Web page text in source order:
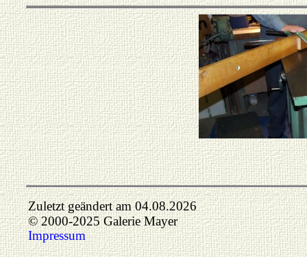
Zuletzt geändert am 04.08.2026
© 2000-2025 Galerie Mayer
Impressum